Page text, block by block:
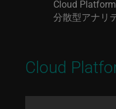
Cloud
分散型アナリ
Cloud